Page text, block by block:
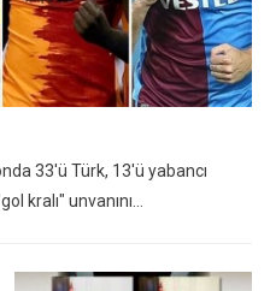
33'ü Türk, 13'ü yabancı
kralı" unvanını…